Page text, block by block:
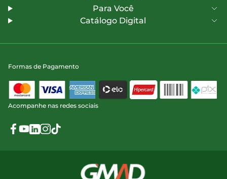
Para Você
Catálogo Digital
Formas de Pagamento
Acompanhe nas redes sociais